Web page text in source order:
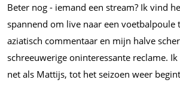
Beter nog - iemand een stream? Ik vind
spannend om live naar een voetbalpoule
aziatisch commentaar en mijn halve
schreeuwerige oninteressante reclame.
net als Mattijs, tot het seizoen weer